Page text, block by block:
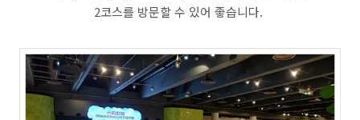
2코스를 방문할 수 있어 좋습니다.